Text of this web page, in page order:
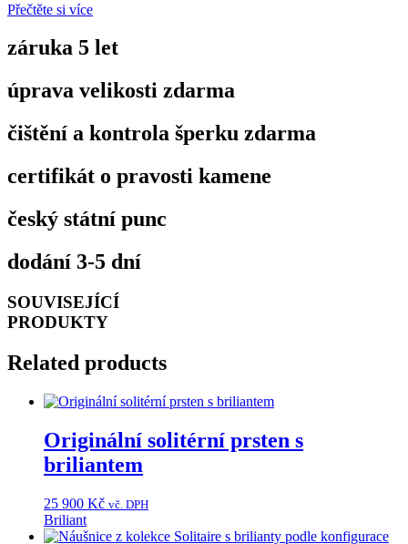
Přečtěte si více
záruka 5 let
úprava velikosti zdarma
čištění a kontrola šperku zdarma
certifikát o pravosti kamene
český státní punc
dodání 3-5 dní
SOUVISEJÍCÍ
PRODUKTY
Related products
Originální solitérní prsten s
briliantem
25 900 Kč vč. DPH
Briliant
This